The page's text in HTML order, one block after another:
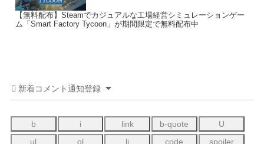
【無料配布】Steamでカジュアルな工場経営シミュレーションゲー
ム「Smart Factory Tycoon」が期間限定で無料配布中
新着コメント通知登録